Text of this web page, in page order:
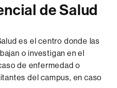
de Salud
es el centro donde las
o investigan en el
de enfermedad o
del campus, en caso